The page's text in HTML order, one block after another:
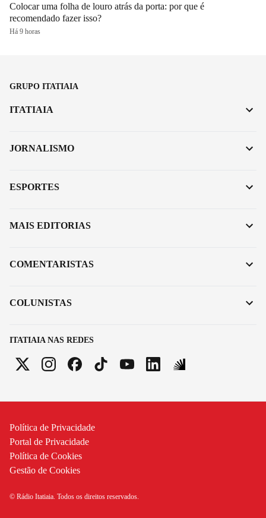
Colocar uma folha de louro atrás da porta: por que é
recomendado fazer isso?
Há 9 horas
GRUPO ITATIAIA
ITATIAIA NAS REDES
ITATIAIA
JORNALISMO
ESPORTES
MAIS EDITORIAS
COMENTARISTAS
COLUNISTAS
Política de Privacidade
Portal de Privacidade
Política de Cookies
Gestão de Cookies
© Rádio Itatiaia. Todos os direitos reservados.